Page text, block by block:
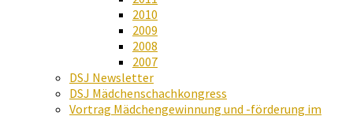
2010
2009
2008
2007
DSJ Newsletter
DSJ Mädchenschachkongress
Vortrag Mädchengewinnung und -förderung im